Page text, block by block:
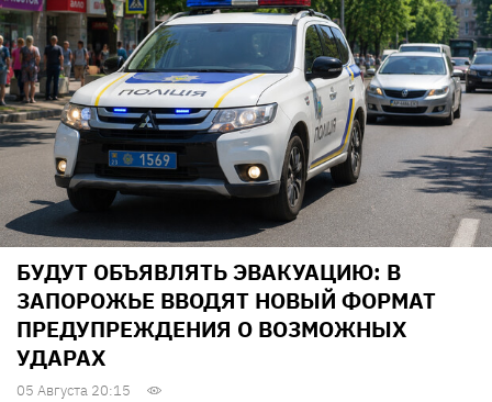
БУДУТ ОБЪЯВЛЯТЬ ЭВАКУАЦИЮ: В
ЗАПОРОЖЬЕ ВВОДЯТ НОВЫЙ ФОРМАТ
ПРЕДУПРЕЖДЕНИЯ О ВОЗМОЖНЫХ
УДАРАХ
05 Августа 20:15